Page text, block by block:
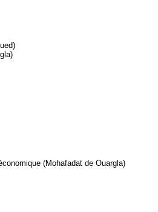
(Mohafadat de Ouargla)